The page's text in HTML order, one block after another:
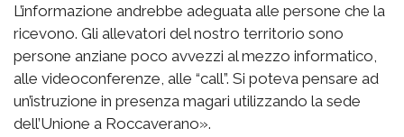
L’informazione andrebbe adeguata alle persone che la
ricevono. Gli allevatori del nostro territorio sono
persone anziane poco avvezzi al mezzo informatico,
alle videoconferenze, alle “call”. Si poteva pensare ad
un’istruzione in presenza magari utilizzando la sede
dell’Unione a Roccaverano».